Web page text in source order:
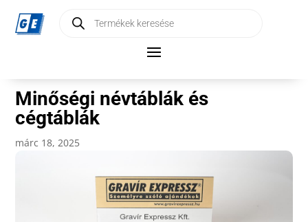
search
Minőségi névtáblák és
cégtáblák
márc 18, 2025